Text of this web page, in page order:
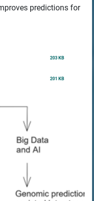
predictions for
203 KB
201 KB